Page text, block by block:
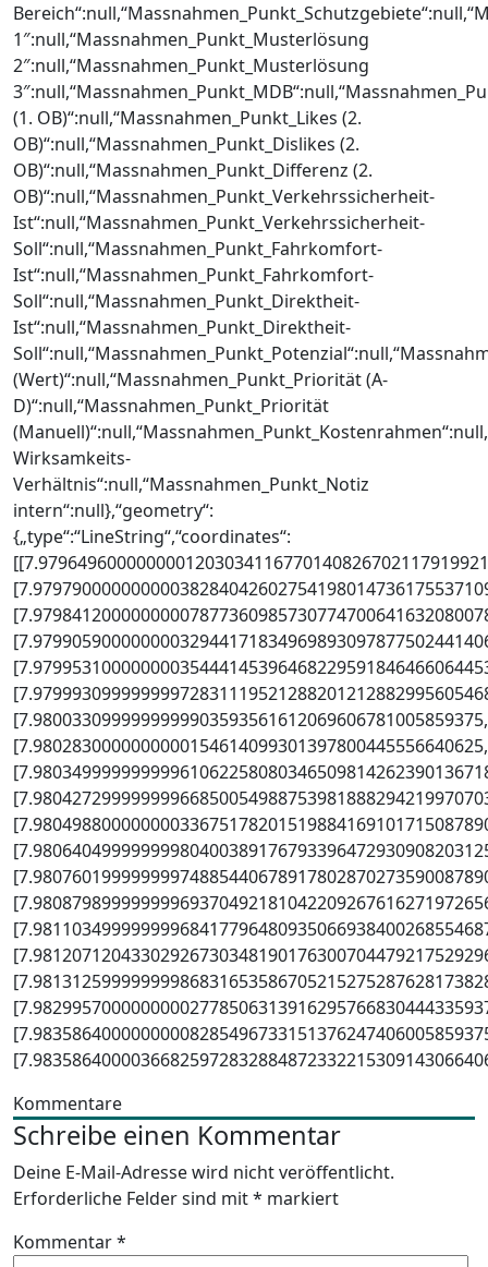
1″:null,“Massnahmen_Punkt_Musterlösung
2″:null,“Massnahmen_Punkt_Musterlösung
(1. OB)“:null,“Massnahmen_Punkt_Likes (2.
OB)“:null,“Massnahmen_Punkt_Dislikes (2.
OB)“:null,“Massnahmen_Punkt_Differenz (2.
OB)“:null,“Massnahmen_Punkt_Verkehrssicherheit-
Ist“:null,“Massnahmen_Punkt_Verkehrssicherheit-
Soll“:null,“Massnahmen_Punkt_Fahrkomfort-
Ist“:null,“Massnahmen_Punkt_Fahrkomfort-
Soll“:null,“Massnahmen_Punkt_Direktheit-
Ist“:null,“Massnahmen_Punkt_Direktheit-
(Wert)“:null,“Massnahmen_Punkt_Priorität (A-
D)“:null,“Massnahmen_Punkt_Priorität
Wirksamkeits-
Verhältnis“:null,“Massnahmen_Punkt_Notiz
intern“:null},“geometry“:
{„type“:“LineString“,“coordinates“:
Kommentare
Schreibe einen Kommentar
Deine E-Mail-Adresse wird nicht veröffentlicht.
Erforderliche Felder sind mit* markiert
Kommentar*